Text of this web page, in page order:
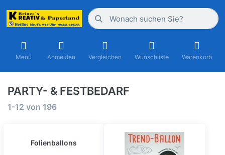
Menü Anmelden Vergleichen Wunschliste Warenkorb
PARTY- & FESTBEDARF
1-12 von 196
Folienballons